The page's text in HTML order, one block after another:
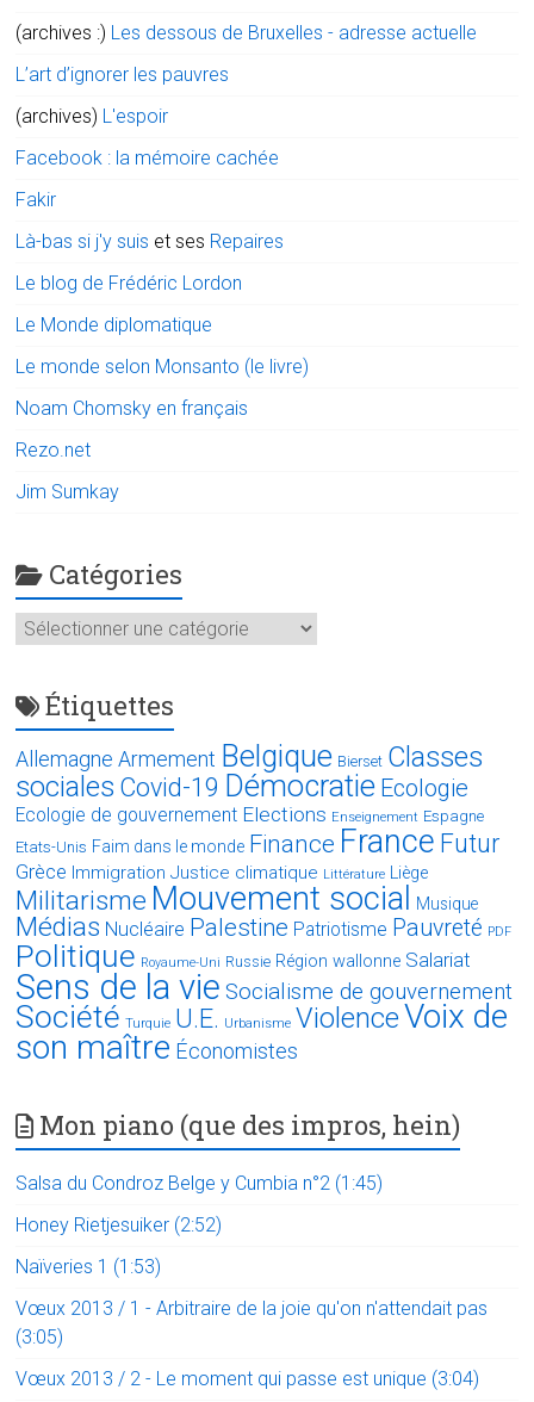
(archives :) Les dessous de Bruxelles - adresse actuelle
L’art d’ignorer les pauvres
(archives) L'espoir
Facebook : la mémoire cachée
Fakir
Là-bas si j'y suis et ses Repaires
Le blog de Frédéric Lordon
Le Monde diplomatique
Le monde selon Monsanto (le livre)
Noam Chomsky en français
Rezo.net
Jim Sumkay
Catégories
Catégories
Étiquettes
Allemagne Armement Belgique Bierset Classes
sociales Covid-19 Démocratie Ecologie
Ecologie de gouvernement Elections Enseignement Espagne
Etats-Unis Faim dans le monde Finance France Futur
Grèce Immigration Justice climatique Littérature Liège
Militarisme Mouvement social Musique
Médias Nucléaire Palestine Patriotisme Pauvreté PDF
Politique Royaume-Uni Russie Région wallonne Salariat
Sens de la vie Socialisme de gouvernement
Société Turquie U.E. Urbanisme ViolenceVoix de
son maître Économistes
Mon piano (que des impros, hein)
Salsa du Condroz Belge y Cumbia n°2 (1:45)
Honey Rietjesuiker (2:52)
Naïveries 1 (1:53)
Vœux 2013 / 1 - Arbitraire de la joie qu'on n'attendait pas
(3:05)
Vœux 2013 / 2 - Le moment qui passe est unique (3:04)